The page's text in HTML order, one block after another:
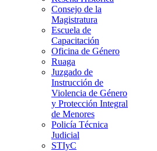
Consejo de la
Magistratura
Escuela de
Capacitación
Oficina de Género
Ruaga
Juzgado de
Instrucción de
Violencia de Género
y Protección Integral
de Menores
Policía Técnica
Judicial
STIyC